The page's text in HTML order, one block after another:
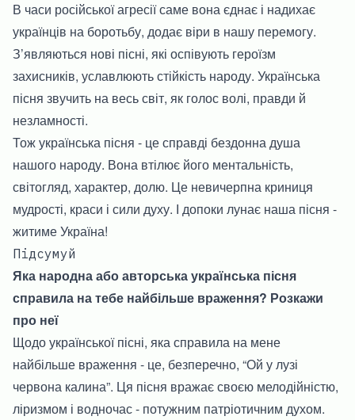
В часи російської агресії саме вона єднає і надихає
українців на боротьбу, додає віри в нашу перемогу.
З’являються нові пісні, які оспівують героїзм
захисників, уславлюють стійкість народу. Українська
пісня звучить на весь світ, як голос волі, правди й
незламності.
Тож українська пісня - це справді бездонна душа
нашого народу. Вона втілює його ментальність,
світогляд, характер, долю. Це невичерпна криниця
мудрості, краси і сили духу. І допоки лунає наша пісня -
житиме Україна!
Підсумуй
Яка народна або авторська українська пісня
справила на тебе найбільше враження? Розкажи
про неї
Щодо української пісні, яка справила на мене
найбільше враження - це, безперечно, “Ой у лузі
червона калина”. Ця пісня вражає своєю мелодійністю,
ліризмом і водночас - потужним патріотичним духом.